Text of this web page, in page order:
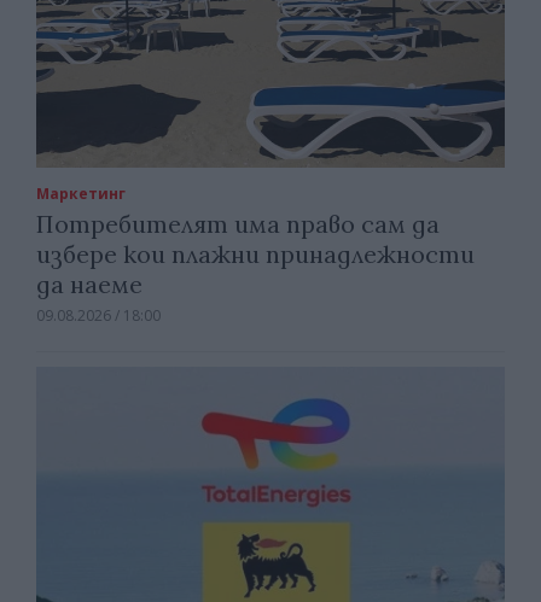
Маркетинг
Потребителят има право сам да
избере кои плажни принадлежности
да наеме
09.08.2026 / 18:00